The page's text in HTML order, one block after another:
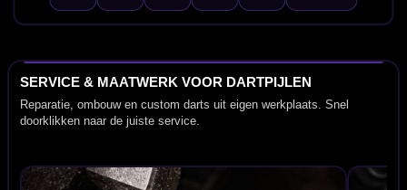
SERVICE & MAATWERK VOOR DARTPIJLEN
Reparatie, ombouw en custom darts uit eigen werkplaats. Snel
doorklikken naar de juiste service.